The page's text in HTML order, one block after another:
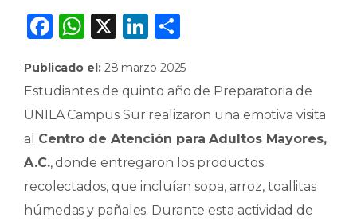
F
c
e
b
o
o
k
W
a
ts
A
p
p
X
Li
k
e
dI
n
m
p
ar
ti
r
Publicado el: 28 marzo 2025
Estudiantes de quinto año de Preparatoria de
UNILA Campus Sur realizaron una emotiva visita
al Centro de Atención para Adultos Mayores,
A.C., donde entregaron los productos
recolectados, que incluían sopa, arroz, toallitas
húmedas y pañales. Durante esta actividad de